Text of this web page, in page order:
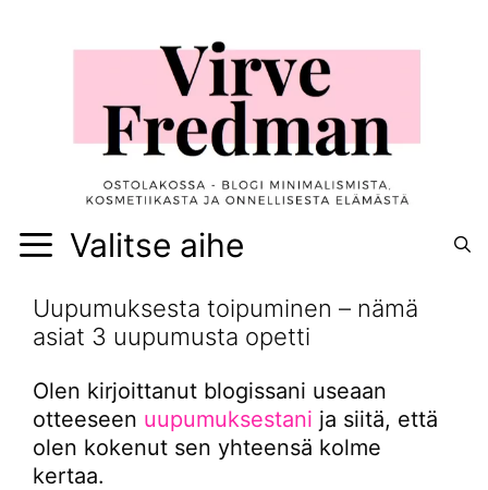
Valitse aihe
Uupumuksesta toipuminen – nämä
asiat 3 uupumusta opetti
Olen kirjoittanut blogissani useaan
otteeseen uupumuksestani ja siitä, että
olen kokenut sen yhteensä kolme
kertaa.